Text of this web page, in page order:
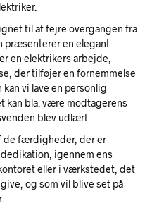
til at fejre overgangen fra
præsenterer en elegant
en elektrikers arbejde,
der tilføjer en fornemmelse
vi lave en personlig
kan bla. være modtagerens
blev udlært.
de færdigheder, der er
igennem ens
eller i værkstedet, det
og som vil blive set på